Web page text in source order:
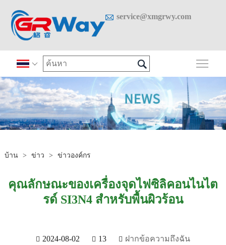
 service@xmgrwy.com
 
บ้าน > ข่าว > ข่าวองค์กร
คุณลักษณะของเครื่องจุดไฟซิลิคอนไนไต
รด์ SI3N4 สำหรับพื้นผิวร้อน
2024-08-02 13 ฝากข้อความถึงฉัน